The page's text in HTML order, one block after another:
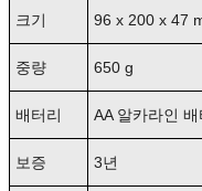
크기 96 x 200 x 47
중량 650 g
배터리 AA 알카라인 배
보증 3년